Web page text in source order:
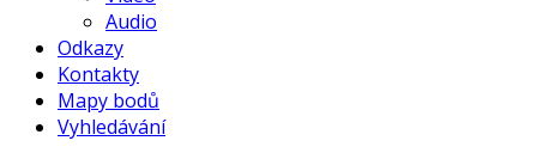
Audio
Odkazy
Kontakty
Mapy bodů
Vyhledávání